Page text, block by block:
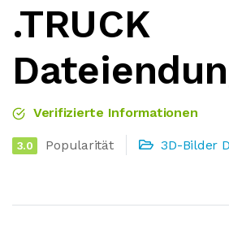
.TRUCK
Verifizierte Informationen
3.0 Popularität 3D-Bilder